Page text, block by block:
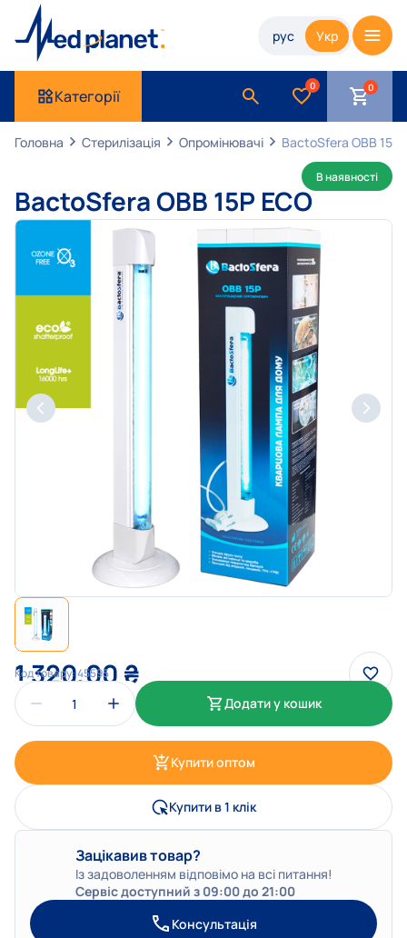
рус Укр
Категорії
0
Головна Стерилізація Опромінювачі BactoSfera OBB 15P
В наявності
BactoSfera OBB 15P ECO
1 320,00₴
Код товару:45595
Додати у кошик
Купити оптом
Купити в 1 клік
Зацікавив товар?
Із задоволенням відповімо на всі питання!
Сервіс доступний з 09:00 до 21:00
Консультація